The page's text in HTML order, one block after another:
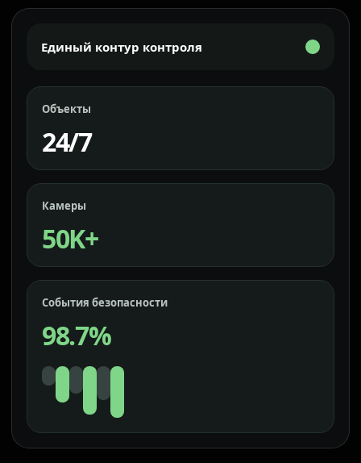
Единый контур контроля
Объекты
24/7
Камеры
50K+
События безопасности
98.7%